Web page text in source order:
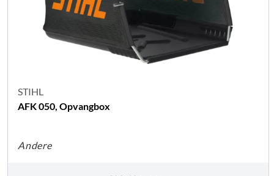
STIHL
AFK 050, Opvangbox
Andere